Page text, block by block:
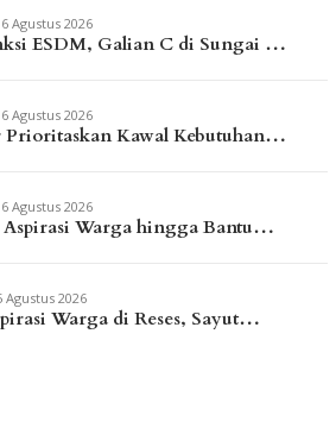
Agustus 2026
ESDM, Galian C di Sungai …
Agustus 2026
Prioritaskan Kawal Kebutuhan…
Agustus 2026
Aspirasi Warga hingga Bantu…
Agustus 2026
Warga di Reses, Sayut…